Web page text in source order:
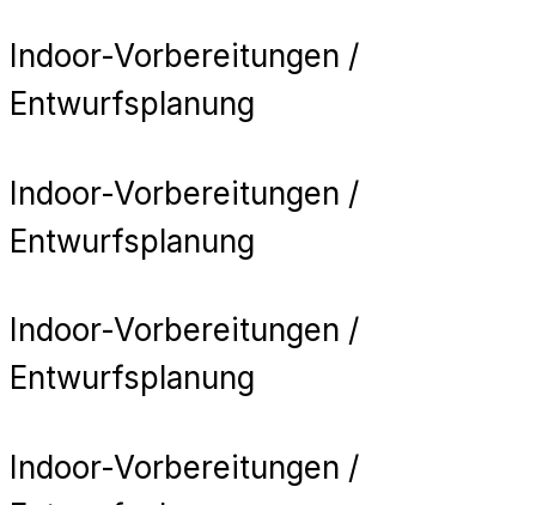
Indoor-Vorbereitungen /
Entwurfsplanung
Indoor-Vorbereitungen /
Entwurfsplanung
Indoor-Vorbereitungen /
Entwurfsplanung
Indoor-Vorbereitungen /